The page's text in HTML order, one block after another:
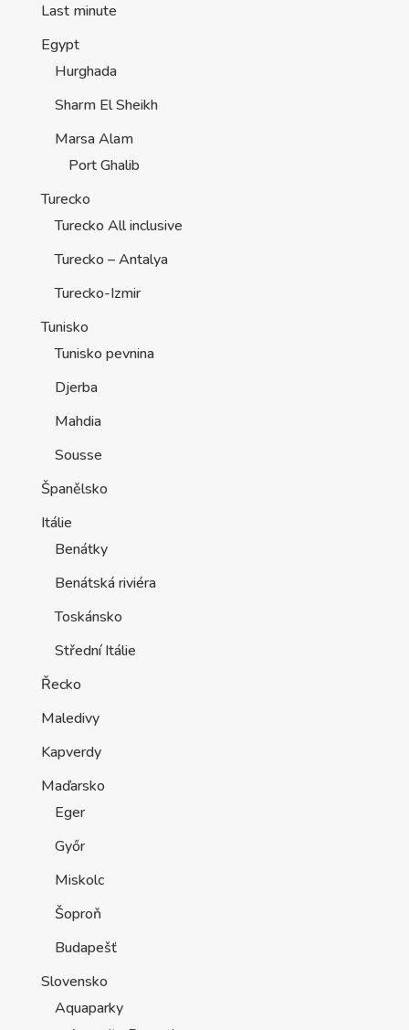
Last minute
Egypt
Hurghada
Sharm El Sheikh
Marsa Alam
Port Ghalib
Turecko
Turecko All inclusive
Turecko – Antalya
Turecko-Izmir
Tunisko
Tunisko pevnina
Djerba
Mahdia
Sousse
Španělsko
Itálie
Benátky
Benátská riviéra
Toskánsko
Střední Itálie
Řecko
Maledivy
Kapverdy
Maďarsko
Eger
Győr
Miskolc
Šoproň
Budapešť
Slovensko
Aquaparky